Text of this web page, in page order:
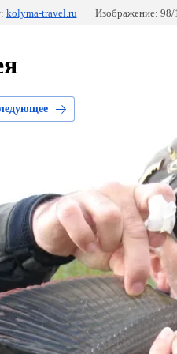
kolyma-travel.ru Изображение: 98/